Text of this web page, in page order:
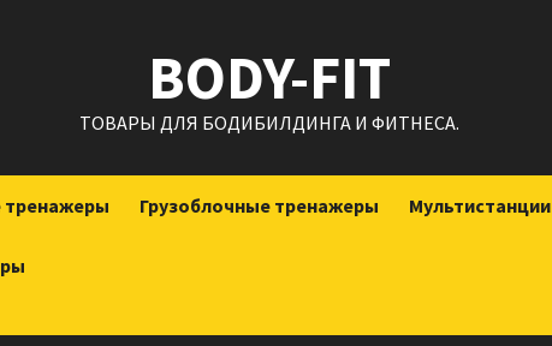
BODY-FIT
ТОВАРЫ ДЛЯ БОДИБИЛДИНГА И ФИТНЕСА.
тренажеры Грузоблочные тренажеры Мультистанции